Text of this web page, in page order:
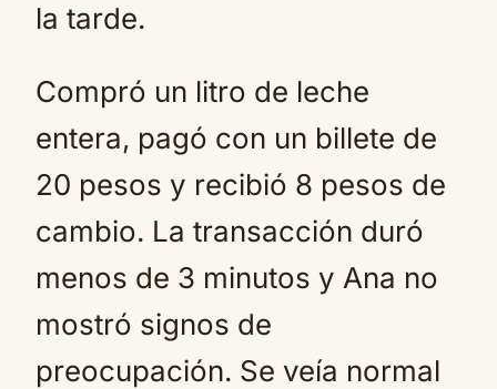
la tarde.
Compró un litro de leche
entera, pagó con un billete de
20 pesos y recibió 8 pesos de
cambio. La transacción duró
menos de 3 minutos y Ana no
mostró signos de
preocupación. Se veía normal